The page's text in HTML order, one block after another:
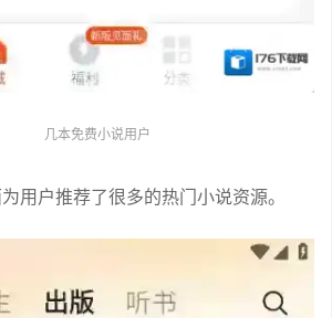
几本免费小说用户
用户推荐了很多的热门小说资源。